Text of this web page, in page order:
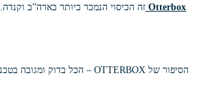
Otterbox זה הכיסוי הנמכר ביותר בארה”ב וקנדה.
הסיפור של OTTERBOX – הכל בדוק ומגובה בטכנולוגיה מפותחת.